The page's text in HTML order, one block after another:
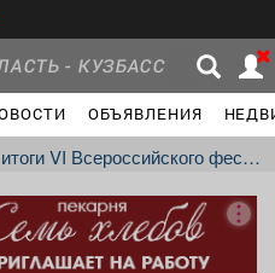
- КУЗБАСС
ОБЪЯВЛЕНИЯ
Новости
фестиваля детского музыкального творчества «Маленькие искорки»